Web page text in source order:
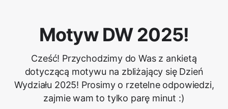
Motyw DW 2025!
Cześć! Przychodzimy do Was z ankietą
dotyczącą motywu na zbliżający się Dzień
Wydziału 2025! Prosimy o rzetelne odpowiedzi,
zajmie wam to tylko parę minut :)